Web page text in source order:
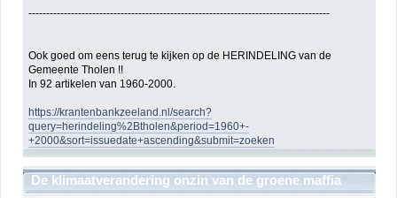
-------------------------------------------------------------------------------------
Ook goed om eens terug te kijken op de HERINDELING van de
Gemeente Tholen !!
In 92 artikelen van 1960-2000.
https://krantenbankzeeland.nl/search?
query=herindeling%2Btholen&period=1960+-
+2000&sort=issuedate+ascending&submit=zoeken
De klimaatverandering onzin van de groene maffia